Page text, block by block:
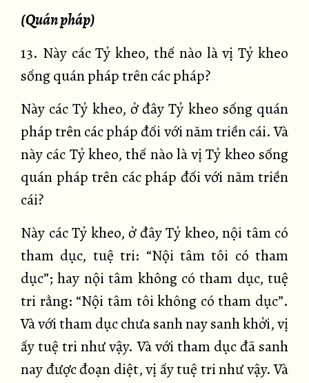
(Quán pháp)
13. Này các Tỷ kheo, thế nào là vị Tỷ kheo
sống quán pháp trên các pháp?
Này các Tỷ kheo, ở đây Tỷ kheo sống quán
pháp trên các pháp đối với năm triền cái. Và
này các Tỷ kheo, thế nào là vị Tỷ kheo sống
quán pháp trên các pháp đối với năm triền
cái?
Này các Tỷ kheo, ở đây Tỷ kheo, nội tâm có
tham dục, tuệ tri: “Nội tâm tôi có tham
dục”; hay nội tâm không có tham dục, tuệ
tri rằng: “Nội tâm tôi không có tham dục”.
Và với tham dục chưa sanh nay sanh khởi, vị
ấy tuệ tri như vậy. Và với tham dục đã sanh
nay được đoạn diệt, vị ấy tuệ tri như vậy. Và